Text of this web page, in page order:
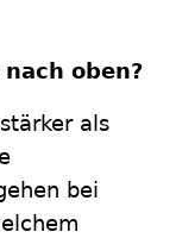
oben?
als
bei